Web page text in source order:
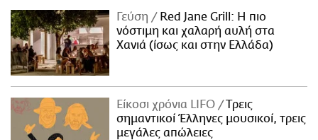
Γεύση
Red Jane Grill: Η πιο
νόστιμη και χαλαρή αυλή στα
Χανιά (ίσως και στην Ελλάδα)
Είκοσι χρόνια LIFO
Tρεις
σημαντικοί Έλληνες μουσικοί, τρεις
μεγάλες απώλειες